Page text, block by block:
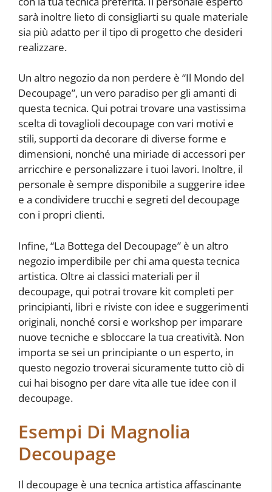
sarà inoltre lieto di consigliarti su quale materiale
sia più adatto per il tipo di progetto che desideri
realizzare.
Un altro negozio da non perdere è “Il Mondo del
Decoupage”, un vero paradiso per gli amanti di
questa tecnica. Qui potrai trovare una vastissima
scelta di tovaglioli decoupage con vari motivi e
stili, supporti da decorare di diverse forme e
dimensioni, nonché una miriade di accessori per
arricchire e personalizzare i tuoi lavori. Inoltre, il
personale è sempre disponibile a suggerire idee
e a condividere trucchi e segreti del decoupage
con i propri clienti.
Infine, “La Bottega del Decoupage” è un altro
negozio imperdibile per chi ama questa tecnica
artistica. Oltre ai classici materiali per il
decoupage, qui potrai trovare kit completi per
principianti, libri e riviste con idee e suggerimenti
originali, nonché corsi e workshop per imparare
nuove tecniche e sbloccare la tua creatività. Non
importa se sei un principiante o un esperto, in
questo negozio troverai sicuramente tutto ciò di
cui hai bisogno per dare vita alle tue idee con il
decoupage.
Esempi Di Magnolia
Decoupage
Il decoupage è una tecnica artistica affascinante